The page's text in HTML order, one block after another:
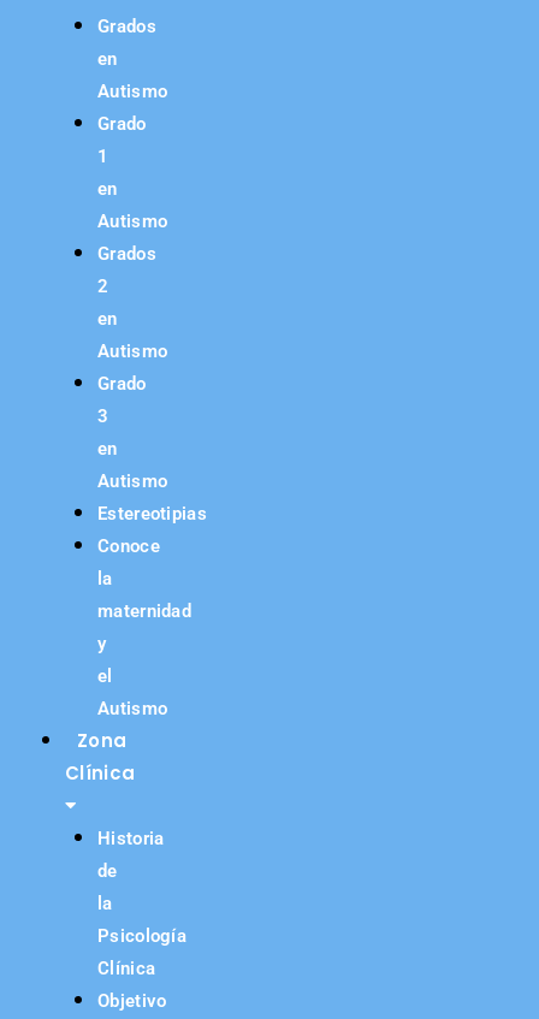
Grados
en
Autismo
Grado
1
en
Autismo
Grados
2
en
Autismo
Grado
3
en
Autismo
Estereotipias
Conoce
la
maternidad
y
el
Autismo
Zona
Clínica
Historia
de
la
Psicología
Clínica
Objetivo